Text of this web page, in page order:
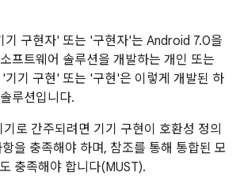
기 구현자' 또는 '구현자'는 Android 7.0을
프트웨어 솔루션을 개발하는 개인 또는
기기 구현' 또는 '구현'은 이렇게 개발된 하
루션입니다.
로 간주되려면 기기 구현이 호환성 정의
을 충족해야 하며, 참조를 통해 통합된 모
충족해야 합니다(MUST).